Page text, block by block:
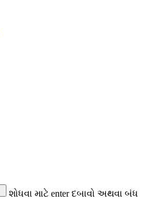
શોધવા માટે enter દબાવો અથવા બંધ